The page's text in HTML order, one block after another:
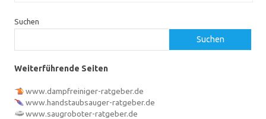
Suchen
Suchen
Weiterführende Seiten
www.dampfreiniger-ratgeber.de
www.handstaubsauger-ratgeber.de
www.saugroboter-ratgeber.de